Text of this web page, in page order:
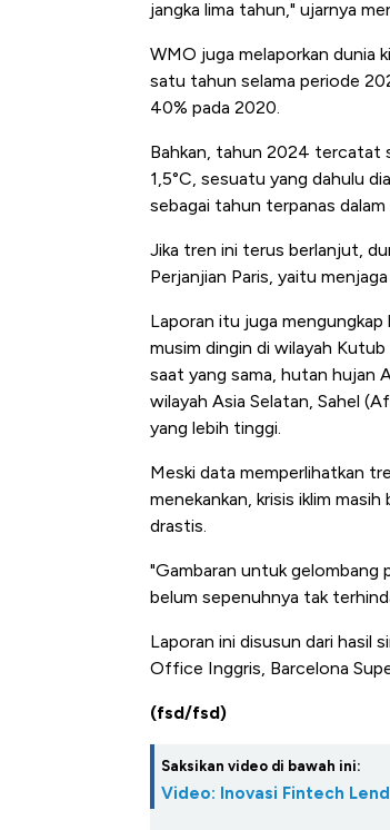
jangka lima tahun," ujarnya
WMO juga melaporkan dunia
satu tahun selama periode
40% pada 2020.
Bahkan, tahun 2024 tercatat
1,5°C, sesuatu yang dahulu
sebagai tahun terpanas
Jika tren ini terus berlanjut,
Perjanjian Paris, yaitu
Laporan itu juga mengungkap
musim dingin di wilayah
saat yang sama, hutan hujan
wilayah Asia Selatan, Sahel
yang lebih tinggi.
Meski data memperlihatkan
menekankan, krisis iklim
drastis.
"Gambaran untuk gelombang
belum sepenuhnya tak
Laporan ini disusun dari hasil
Office Inggris, Barcelona
(fsd/fsd)
Saksikan video di bawah ini:
Video: Inovasi Fintech
Tembaga